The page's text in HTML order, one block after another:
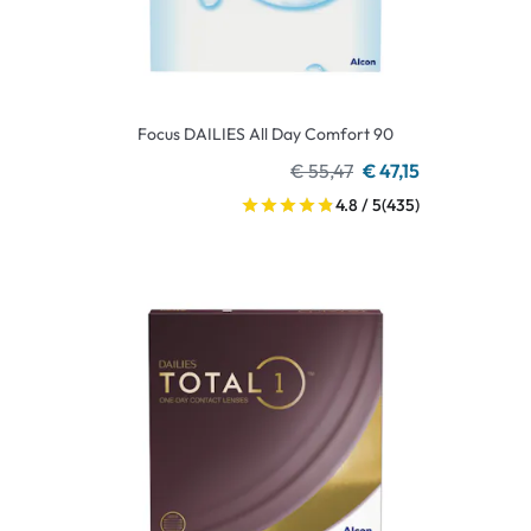
Focus DAILIES All Day Comfort 90
€ 55,47 € 47,15
4.8 / 5(435)